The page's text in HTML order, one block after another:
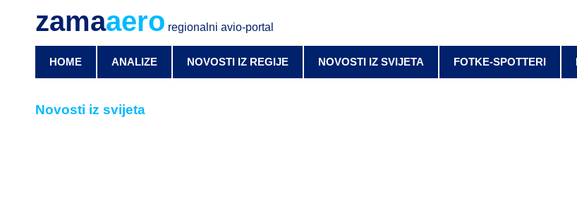
zamaaero regionalni avio-portal
HOME ANALIZE NOVOSTI IZ REGIJE NOVOSTI IZ SVIJETA FOTKE-SPOTTERI
Novosti iz svijeta